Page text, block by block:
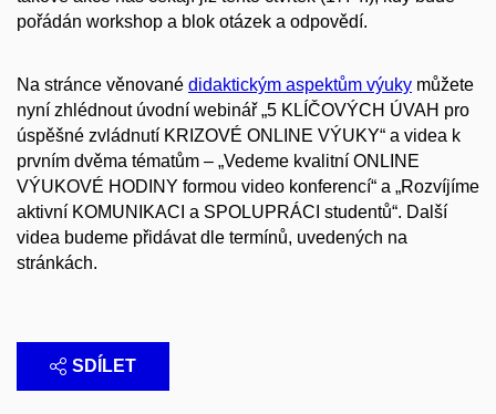
pořádán workshop a blok otázek a odpovědí.
Na stránce věnované didaktickým aspektům výuky můžete
nyní zhlédnout úvodní webinář „5 KLÍČOVÝCH ÚVAH pro
úspěšné zvládnutí KRIZOVÉ ONLINE VÝUKY“ a videa k
prvním dvěma tématům – „Vedeme kvalitní ONLINE
VÝUKOVÉ HODINY formou video konferencí“ a „Rozvíjíme
aktivní KOMUNIKACI a SPOLUPRÁCI studentů“. Další
videa budeme přidávat dle termínů, uvedených na
stránkách.
SDÍLET